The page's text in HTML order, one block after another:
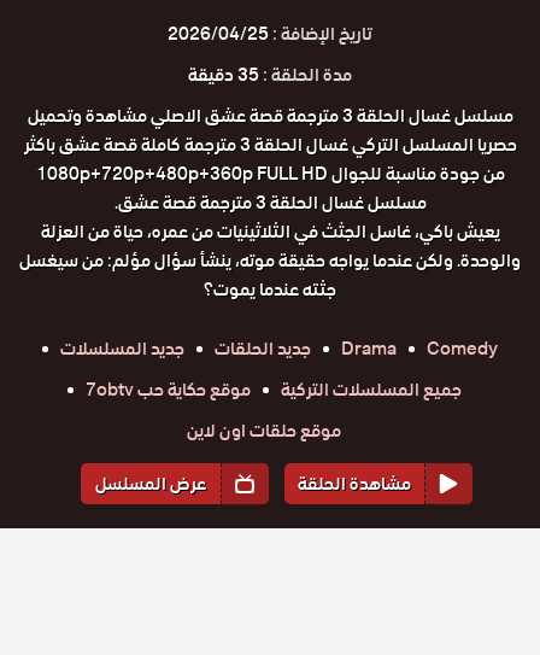
تاريخ الإضافة :2026/04/25
مدة الحلقة :35 دقيقة
مسلسل غسال الحلقة 3 مترجمة قصة عشق الاصلي مشاهدة وتحميل
حصريا المسلسل التركي غسال الحلقة 3 مترجمة كاملة قصة عشق باكثر
من جودة مناسبة للجوال 1080p+720p+480p+360p FULL HD
مسلسل غسال الحلقة 3 مترجمة قصة عشق.
يعيش باكي، غاسل الجثث في الثلاثينيات من عمره، حياة من العزلة
والوحدة. ولكن عندما يواجه حقيقة موته، ينشأ سؤال مؤلم: من سيغسل
جثته عندما يموت؟
Comedy
Drama جديد الحلقات
جديد المسلسلات
جميع المسلسلات التركية
موقع حكاية حب 7obtv
موقع حلقات اون لاين
مشاهدة الحلقة
عرض المسلسل